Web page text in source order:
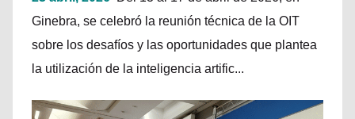
Ginebra, se celebró la reunión técnica de la OIT
sobre los desafíos y las oportunidades que plantea
la utilización de la inteligencia artific...